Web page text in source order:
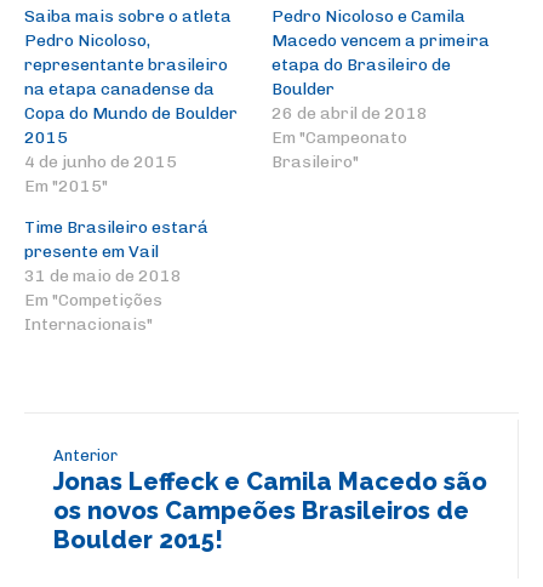
Saiba mais sobre o atleta
Pedro Nicoloso,
representante brasileiro
na etapa canadense da
Copa do Mundo de Boulder
2015
4 de junho de 2015
Em "2015"
Pedro Nicoloso e Camila
Macedo vencem a primeira
etapa do Brasileiro de
Boulder
26 de abril de 2018
Em "Campeonato
Brasileiro"
Time Brasileiro estará
presente em Vail
31 de maio de 2018
Em "Competições
Internacionais"
Anterior
Jonas Leffeck e Camila Macedo são
os novos Campeões Brasileiros de
Boulder 2015!